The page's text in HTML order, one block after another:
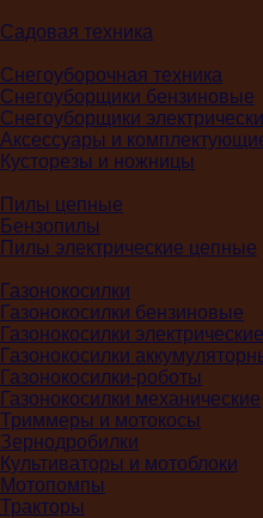
Садовая техника
Снегоуборочная техника
Снегоуборщики бензиновые
Снегоуборщики
Аксессуары и
Кусторезы и ножницы
Пилы цепные
Бензопилы
Пилы электрические цепные
Газонокосилки
Газонокосилки бензиновые
Газонокосилки электрические
Газонокосилки
Газонокосилки-роботы
Газонокосилки механические
Триммеры и мотокосы
Зернодробилки
Культиваторы и мотоблоки
Мотопомпы
Тракторы